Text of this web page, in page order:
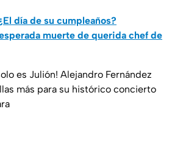
día de su cumpleaños?
muerte de querida chef de
es Julión! Alejandro Fernández
más para su histórico concierto